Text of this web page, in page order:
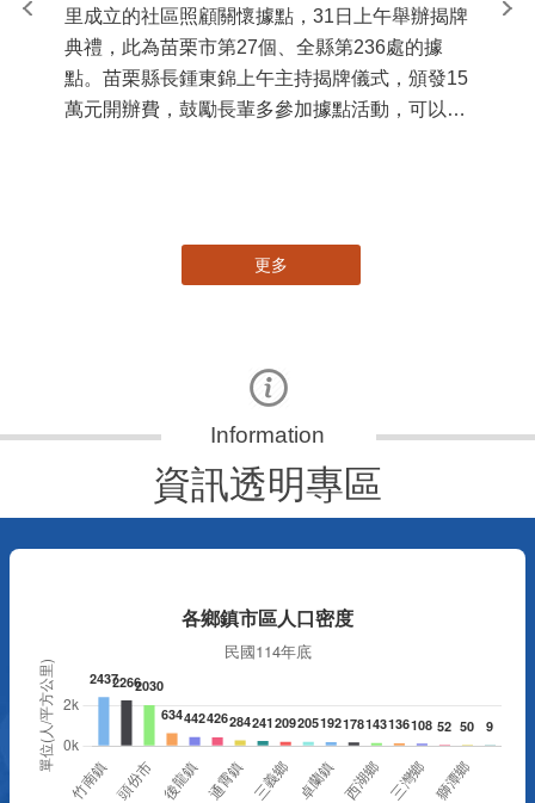
里成立的社區照顧關懷據點，31日上午舉辦揭牌
典禮，此為苗栗市第27個、全縣第236處的據
點。苗栗縣長鍾東錦上午主持揭牌儀式，頒發15
萬元開辦費，鼓勵長輩多參加據點活動，可以更
苗
更多
資訊透明專區